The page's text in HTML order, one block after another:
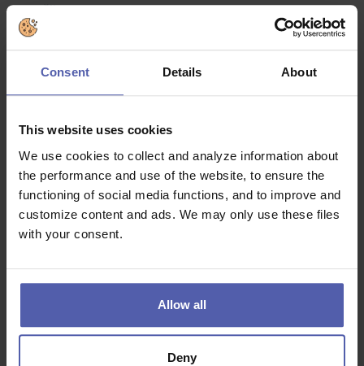
Consent Details About
This website uses cookies
We use cookies to collect and analyze information about
the performance and use of the website, to ensure the
functioning of social media functions, and to improve and
customize content and ads. We may only use these files
with your consent.
Allow all
Deny
pečlivost
rychlost a časovou flexibilitu
Co dostanete na oplátku:
Krásné a unikátní pracovní prostředí a skvělý pracovní
tým
Ubytování ZDARMA zajištěno, v krásném
zrekonstruovaném pokoji, přímo na chatě.
Strava přímo na pracovišti
Sleva na firemní výrobky/služby
Celosezonní práce i pobyt na horské chatě